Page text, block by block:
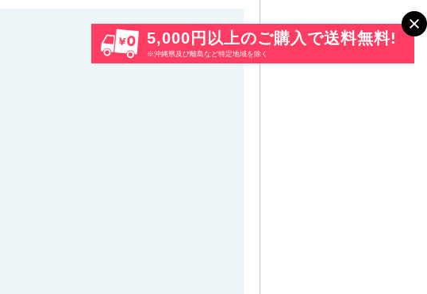
5,000円以上のご購入で送料無料!
※沖縄県及び離島など特定地域を除く